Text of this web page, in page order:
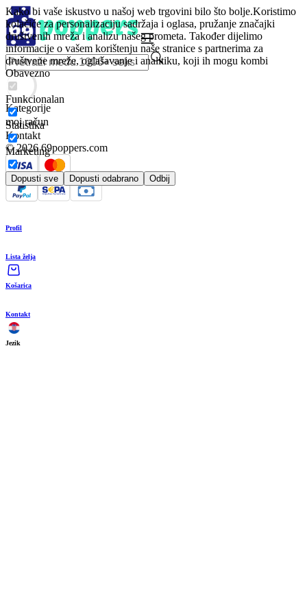
Kako bi vaše iskustvo u našoj web trgovini bilo što bolje.Koristimo
kolačiće za personalizaciju sadržaja i oglasa, pružanje značajki
društvenih mreža i analizu našeg prometa. Također dijelimo
informacije o vašem korištenju naše stranice s partnerima za
društvene mreže, oglašavanje i analitiku, koji ih mogu kombi
Obavezno
Funkcionalan
Statistika
Marketing
Dopusti sve Dopusti odabrano Odbij
Kategorije
moj račun
Kontakt
© 2026 69poppers.com
Profil
Lista želja
Košarica
Kontakt
Jezik